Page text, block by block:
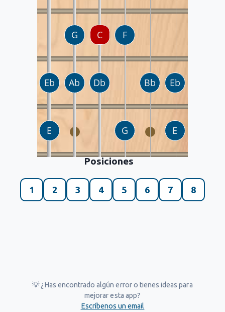
Posiciones
1 2 3 4 5 6 7 8
💡 ¿Has encontrado algún error o tienes ideas para
mejorar esta app?
Escríbenos un email